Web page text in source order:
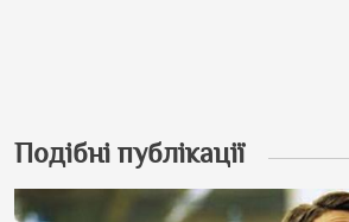
Подібні публікації